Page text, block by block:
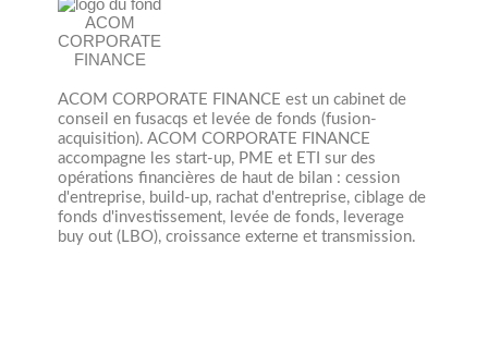
ACOM CORPORATE FINANCE est un cabinet de
conseil en fusacqs et levée de fonds (fusion-
acquisition). ACOM CORPORATE FINANCE
accompagne les start-up, PME et ETI sur des
opérations financières de haut de bilan : cession
d'entreprise, build-up, rachat d'entreprise, ciblage de
fonds d'investissement, levée de fonds, leverage
buy out (LBO), croissance externe et transmission.